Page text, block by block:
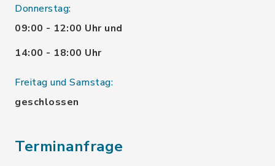
Donnerstag:
09:00 - 12:00 Uhr und
14:00 - 18:00 Uhr
Freitag und Samstag:
geschlossen
Terminanfrage